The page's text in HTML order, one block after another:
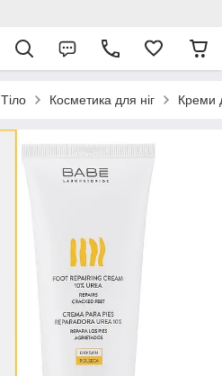
Тіло Косметика для ніг Креми